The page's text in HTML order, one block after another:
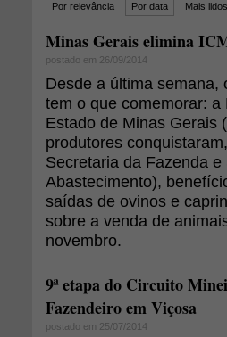
Por relevância Por data Mais lidos
Minas Gerais elimina
postado em 26/09/2014
Desde a última semana,
tem o que comemorar:
Estado de Minas Gerais
produtores
Secretaria da Fazenda
Abastecimento),
saídas de ovinos e
sobre a venda de
novembro.
9ª etapa do Circuito
Fazendeiro em Viçosa
postado em 25/07/2014